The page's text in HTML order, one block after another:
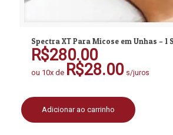
Spectra XT Para Micose em Unhas – 1
R$280.00
ou 10x de R$28.00 s/juros
Adicionar ao carrinho